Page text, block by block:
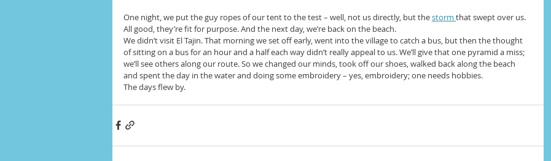
One night, we put the guy ropes of our tent to the test – well, not us directly, but the storm that swept over us.
All good, they’re fit for purpose. And the next day, we’re back on the beach.
We didn’t visit El Tajin. That morning we set off early, went into the village to catch a bus, but then the thought
of sitting on a bus for an hour and a half each way didn’t really appeal to us. We’ll give that one pyramid a miss;
we’ll see others along our route. So we changed our minds, took off our shoes, walked back along the beach
and spent the day in the water and doing some embroidery – yes, embroidery; one needs hobbies.
The days flew by.